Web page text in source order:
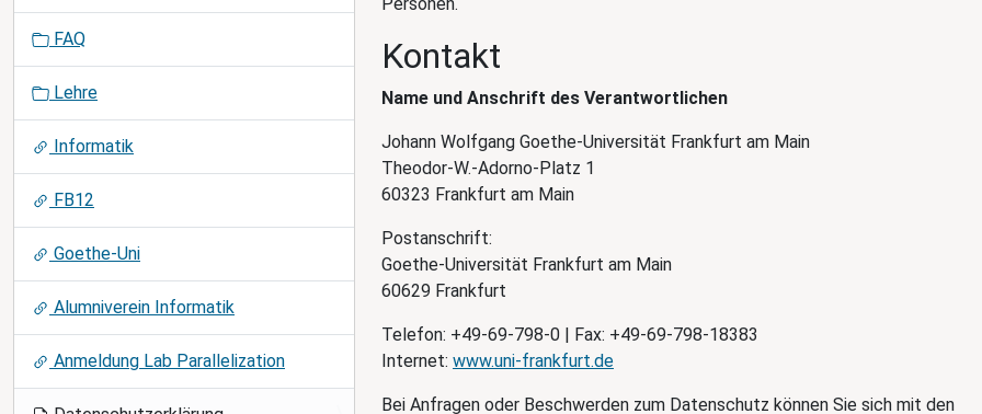
Kontakt
Name und Anschrift des Verantwortlichen
Johann Wolfgang Goethe-Universität Frankfurt am Main
Theodor-W.-Adorno-Platz 1
60323 Frankfurt am Main
Postanschrift:
Goethe-Universität Frankfurt am Main
60629 Frankfurt
Telefon: +49-69-798-0 | Fax: +49-69-798-18383
Internet: www.uni-frankfurt.de
Bei Anfragen oder Beschwerden zum Datenschutz können Sie sich mit den
o
FAQ
Lehre
Informatik
FB12
Goethe-Uni
Alumniverein Informatik
Anmeldung Lab Parallelization